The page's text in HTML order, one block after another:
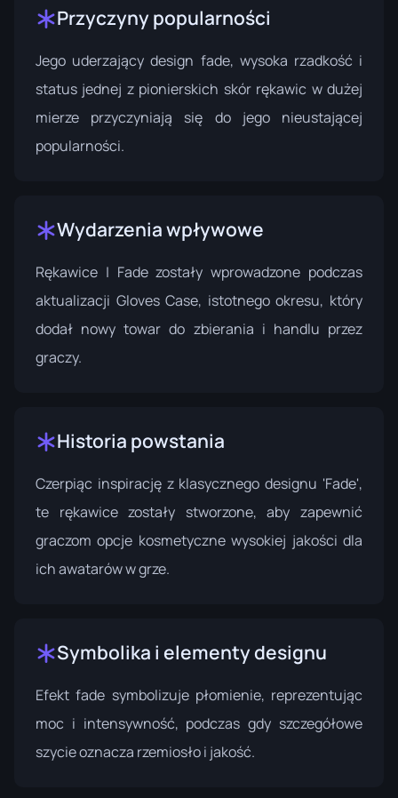
Przyczyny popularności
Jego uderzający design fade, wysoka rzadkość i
status jednej z pionierskich skór rękawic w dużej
mierze przyczyniają się do jego nieustającej
popularności.
Wydarzenia wpływowe
Rękawice | Fade zostały wprowadzone podczas
aktualizacji Gloves Case, istotnego okresu, który
dodał nowy towar do zbierania i handlu przez
graczy.
Historia powstania
Czerpiąc inspirację z klasycznego designu 'Fade',
te rękawice zostały stworzone, aby zapewnić
graczom opcje kosmetyczne wysokiej jakości dla
ich awatarów w grze.
Symbolika i elementy designu
Efekt fade symbolizuje płomienie, reprezentując
moc i intensywność, podczas gdy szczegółowe
szycie oznacza rzemiosło i jakość.